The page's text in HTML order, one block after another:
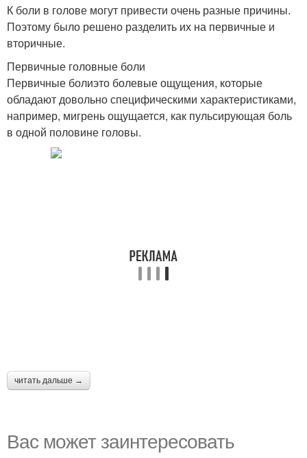
К боли в голове могут привести очень разные причины.
Поэтому было решено разделить их на первичные и
вторичные.
Первичные головные боли
Первичные болиэто болевые ощущения, которые
обладают довольно специфическими характеристиками,
например, мигрень ощущается, как пульсирующая боль
в одной половине головы.
читать дальше →
Вас может заинтересовать